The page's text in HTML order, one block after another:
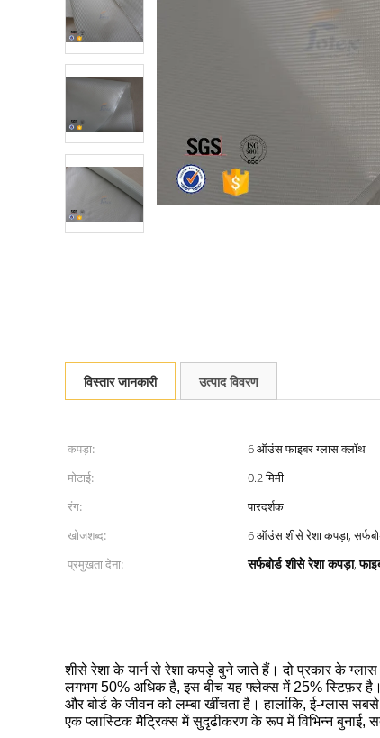
विस्तार जानकारी उत्पाद विवरण
कपड़ा: 6 ऑउंस फाइबर ग्लास क्लॉथ
मोटाई:
0.2 मिमी
रंग:
पारदर्शक
खोजशब्द:
6 ऑउंस शीसे रेशा कपड़ा,
प्रमुखता देना:
सर्फबोर्ड शीसे रेशा कपड़ा,
शीसे रेशा के यार्न से रेशा कपड़े बुने जाते हैं। दो प्रकार के
लगभग 50% अधिक है, इस बीच यह फ्लेक्स में 25% स्टिफ़र है।
और बोर्ड के जीवन को लम्बा खींचता है। हालांकि, ई-ग्लास
एक प्लास्टिक मैट्रिक्स में सुदृढीकरण के रूप में विभिन्न बुनाई,